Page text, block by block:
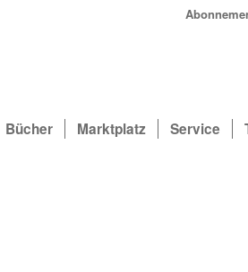
Bücher Marktplatz Service